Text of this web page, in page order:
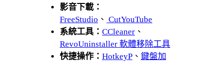
影音下載：
FreeStudio 、 CutYouTube
系統工具： CCleaner 、
RevoUninstaller 軟體移除工具
快捷操作： HotkeyP 、 鍵盤加